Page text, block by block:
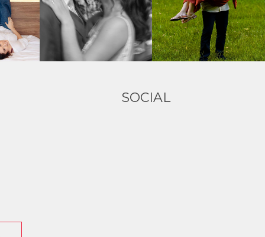
SOCIAL